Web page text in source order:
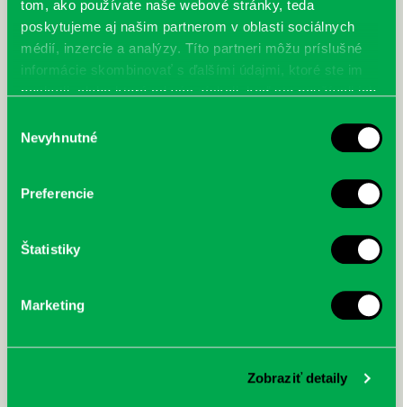
tom, ako používate naše webové stránky, teda
poskytujeme aj našim partnerom v oblasti sociálnych
médií, inzercie a analýzy. Títo partneri môžu príslušné
informácie skombinovať s ďalšími údajmi, ktoré ste im
poskytli, alebo ktoré od vás získali, keď ste používali ich
súhlasu
Nevyhnutné
Preferencie
Štatistiky
Marketing
Zobraziť detaily
McGrath, Andy: Tadej Pogačar:
nezastaviteľný